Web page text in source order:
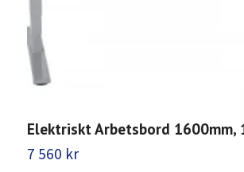
Elektriskt Arbetsbord 1600mm,
7 560 kr